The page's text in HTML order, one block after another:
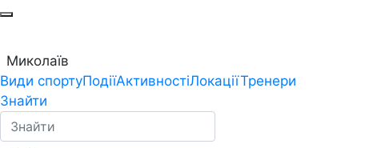
Миколаїв
Види спортуПодіїАктивностіЛокаціїТренери
Знайти